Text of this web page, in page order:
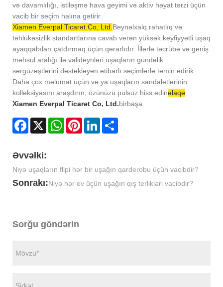
və davamlılığı, istiləşmə hava geyimi və aktiv həyat tərzi üçün
vacib bir seçim halına gətirir.
Xiamen Everpal Ticarət Co, Ltd. Beynəlxalq rahatlıq və
təhlükəsizlik standartlarına cavab verən yüksək keyfiyyətli uşaq
ayaqqabıları çatdırmaq üçün qərarlıdır. İllərlə təcrübə və geniş
məhsul aralığı ilə valideynləri uşaqların gündəlik
sərgüzəştlərini dəstəkləyən etibarlı seçimlərlə təmin edirik.
Daha çox məlumat üçün və ya uşaqların sandaletlərinin
kolleksiyasını araşdırın, özünüzü pulsuz hiss edinəlaqə
Xiamen Everpal Ticarət Co, Ltd.birbaşa.
Facebook
X WhatsAppPinterestLinkedIn
Əvvəlki:
Niyə uşaqların flipi hər bir uşağın qarderobu üçün vacibdir?
Sonrakı:Niyə hər ev üçün uşağın qış terlikləri vacibdir?
Sorğu göndərin